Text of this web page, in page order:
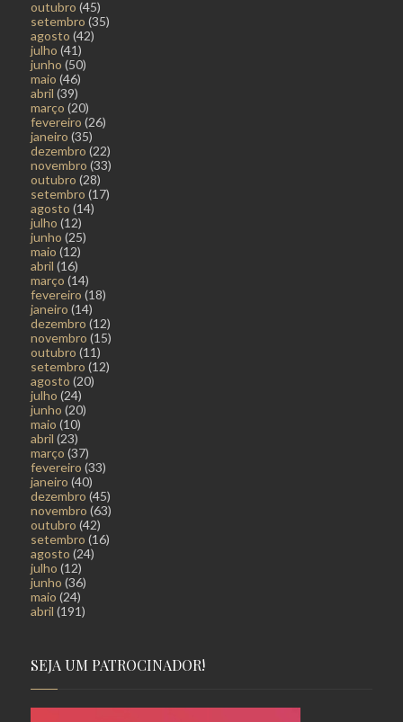
outubro (45)
setembro (35)
agosto (42)
julho (41)
junho (50)
maio (46)
abril (39)
março (20)
fevereiro (26)
janeiro (35)
dezembro (22)
novembro (33)
outubro (28)
setembro (17)
agosto (14)
julho (12)
junho (25)
maio (12)
abril (16)
março (14)
fevereiro (18)
janeiro (14)
dezembro (12)
novembro (15)
outubro (11)
setembro (12)
agosto (20)
julho (24)
junho (20)
maio (10)
abril (23)
março (37)
fevereiro (33)
janeiro (40)
dezembro (45)
novembro (63)
outubro (42)
setembro (16)
agosto (24)
julho (12)
junho (36)
maio (24)
abril (191)
SEJA UM PATROCINADOR!